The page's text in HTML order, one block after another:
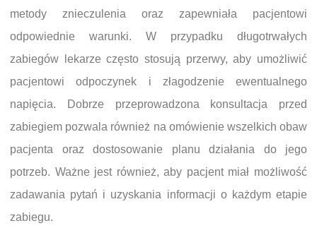
metody znieczulenia oraz zapewniała pacjentowi
odpowiednie warunki. W przypadku długotrwałych
zabiegów lekarze często stosują przerwy, aby umożliwić
pacjentowi odpoczynek i złagodzenie ewentualnego
napięcia. Dobrze przeprowadzona konsultacja przed
zabiegiem pozwala również na omówienie wszelkich obaw
pacjenta oraz dostosowanie planu działania do jego
potrzeb. Ważne jest również, aby pacjent miał możliwość
zadawania pytań i uzyskania informacji o każdym etapie
zabiegu.